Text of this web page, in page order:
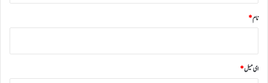
نام*
ای میل*